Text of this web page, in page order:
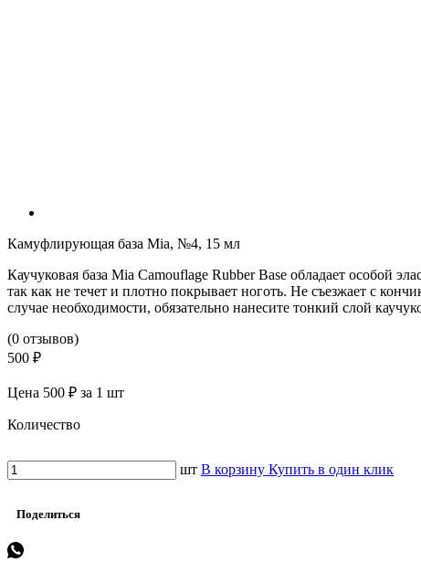
Камуфлирующая база Mia, №4, 15 мл
Каучуковая база Mia Camouflage Rubber Base обладает особой
так как не течет и плотно покрывает ноготь. Не съезжает с
случае необходимости, обязательно нанесите тонкий слой
(0 отзывов)
500 ₽
Цена 500 ₽ за 1 шт
Количество
шт В корзину Купить в один клик
Поделиться